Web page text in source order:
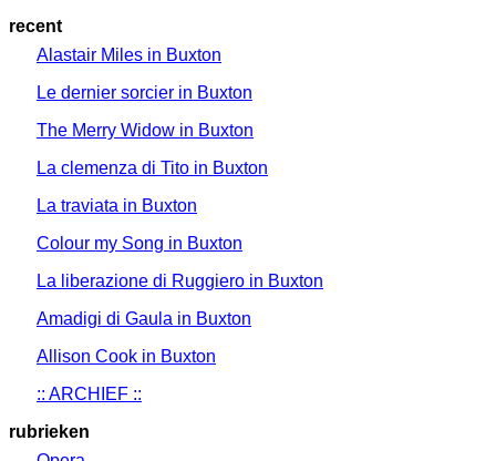
recent
Alastair Miles in Buxton
Le dernier sorcier in Buxton
The Merry Widow in Buxton
La clemenza di Tito in Buxton
La traviata in Buxton
Colour my Song in Buxton
La liberazione di Ruggiero in Buxton
Amadigi di Gaula in Buxton
Allison Cook in Buxton
:: ARCHIEF ::
rubrieken